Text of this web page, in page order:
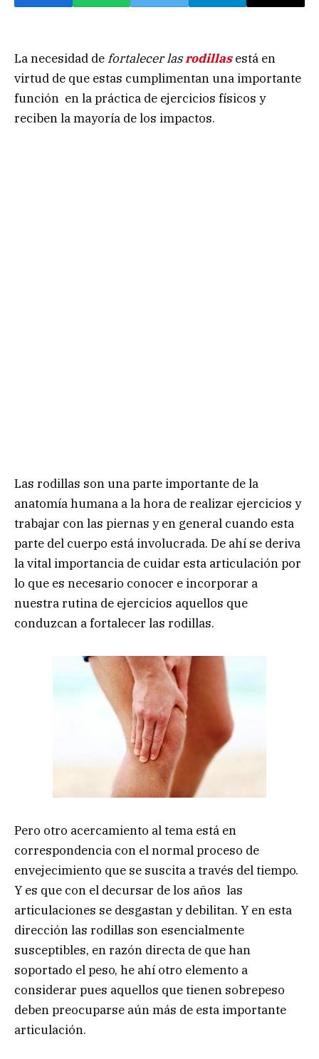
La necesidad defortalecer lasrodillasestá en
virtud de que estas cumplimentan una importante
función en la práctica de ejercicios físicos y
reciben la mayoría de los impactos.
Las rodillas son una parte importante de la
anatomía humana a la hora de realizar ejercicios y
trabajar con las piernas y en general cuando esta
parte del cuerpo está involucrada. De ahí se deriva
la vital importancia de cuidar esta articulación por
lo que es necesario conocer e incorporar a
nuestra rutina de ejercicios aquellos que
conduzcan a fortalecer las rodillas.
Pero otro acercamiento al tema está en
correspondencia con el normal proceso de
envejecimiento que se suscita a través del tiempo.
Y es que con el decursar de los años las
articulaciones se desgastan y debilitan. Y en esta
dirección las rodillas son esencialmente
susceptibles, en razón directa de que han
soportado el peso, he ahí otro elemento a
considerar pues aquellos que tienen sobrepeso
deben preocuparse aún más de esta importante
articulación.